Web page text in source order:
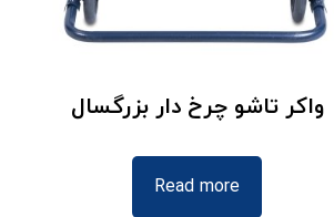
واکر تاشو چرخ دار بزرگسال
Read more